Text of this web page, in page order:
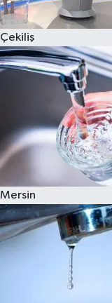
Çekiliş
Mersin